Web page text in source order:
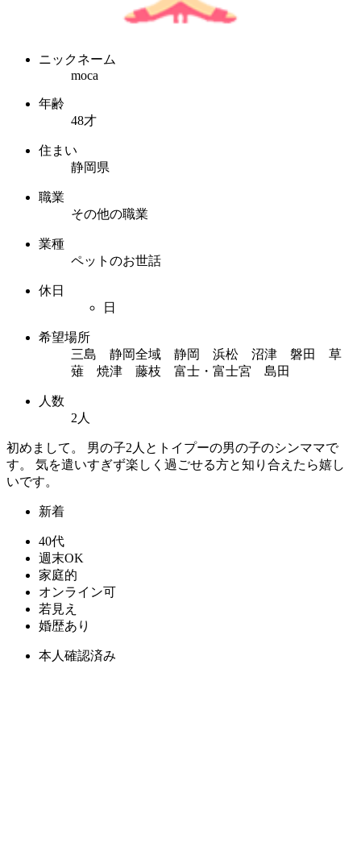
ニックネーム
moca
年齢
48才
住まい
静岡県
職業
その他の職業
業種
ペットのお世話
休日
日
希望場所
三島 静岡全域 静岡 浜松 沼津 磐田 草
薙 焼津 藤枝 富士・富士宮 島田
人数
2人
初めまして。 男の子2人とトイプーの男の子のシンママで
す。 気を遣いすぎず楽しく過ごせる方と知り合えたら嬉し
いです。
新着
40代
週末OK
家庭的
オンライン可
若見え
婚歴あり
本人確認済み